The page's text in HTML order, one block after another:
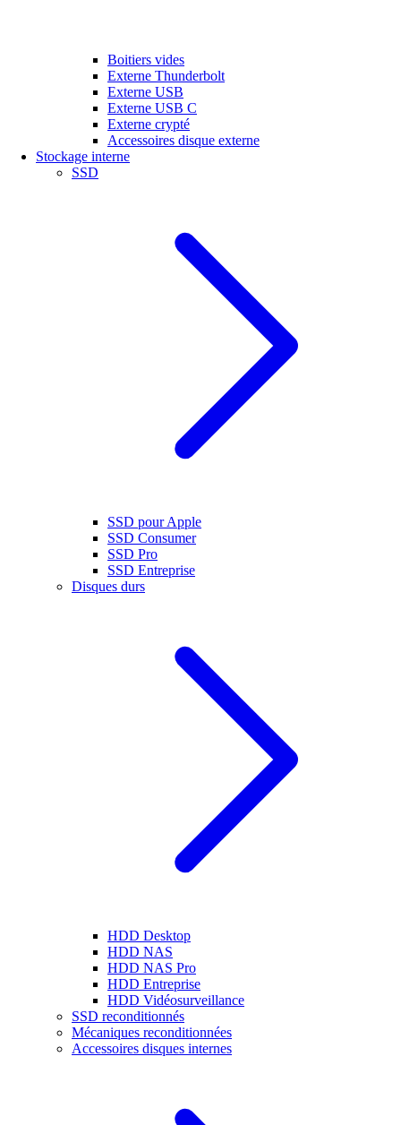
Boitiers vides
Externe Thunderbolt
Externe USB
Externe USB C
Externe crypté
Accessoires disque externe
Stockage interne
SSD
SSD pour Apple
SSD Consumer
SSD Pro
SSD Entreprise
Disques durs
HDD Desktop
HDD NAS
HDD NAS Pro
HDD Entreprise
HDD Vidéosurveillance
SSD reconditionnés
Mécaniques reconditionnées
Accessoires disques internes